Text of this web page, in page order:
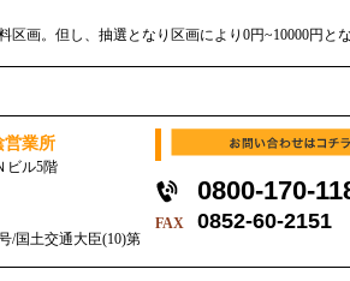
区画。但し、抽選となり区画により0円~10000円と
営業所
ビル5階
/国土交通大臣(10)第
0800-170-
FAX 0852-60-2151